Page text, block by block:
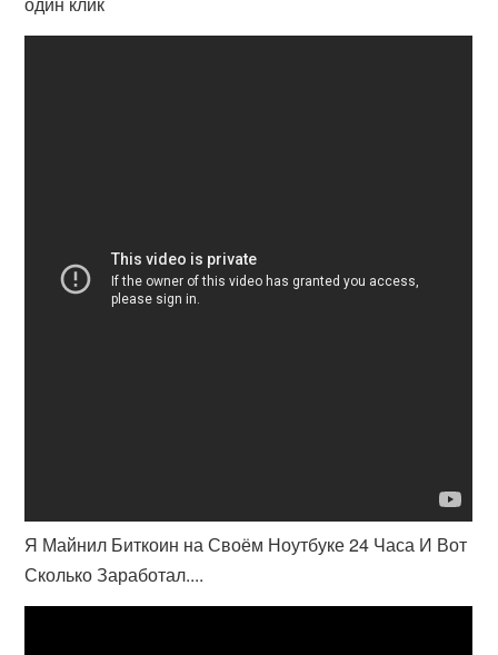
Я Майнил Биткоин на Своём Ноутбуке 24 Часа И Вот
Сколько Заработал....